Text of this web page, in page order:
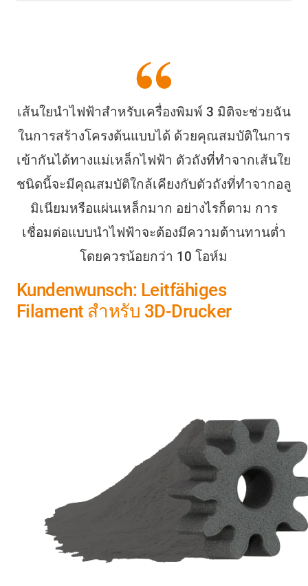
เส้นใยนำไฟฟ้าสำหรับเครื่องพิมพ์ 3 มิติจะช่วยฉัน
ในการสร้างโครงต้นแบบได้ ด้วยคุณสมบัติในการ
เข้ากันได้ทางแม่เหล็กไฟฟ้า ตัวถังที่ทำจากเส้นใย
ชนิดนี้จะมีคุณสมบัติใกล้เคียงกับตัวถังที่ทำจากอลู
มิเนียมหรือแผ่นเหล็กมาก อย่างไรก็ตาม การ
เชื่อมต่อแบบนำไฟฟ้าจะต้องมีความต้านทานต่ำ
โดยควรน้อยกว่า 10 โอห์ม
Kundenwunsch: Leitfähiges
Filament สำหรับ 3D-Drucker